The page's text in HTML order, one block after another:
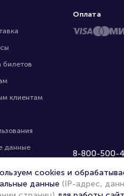
клиентам
данные
8-800-500-
С 10:00 до
Оплата
cookies и
данные (IP-адрес,